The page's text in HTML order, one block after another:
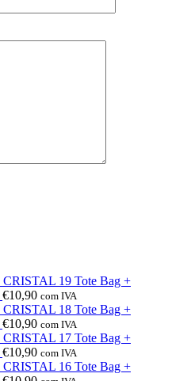
Tote Bag +
€10,90 com IVA
Tote Bag +
€10,90 com IVA
Tote Bag +
€10,90 com IVA
Tote Bag +